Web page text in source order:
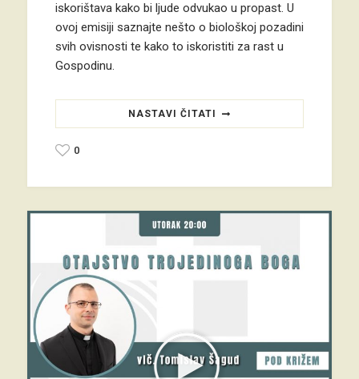
iskorištava kako bi ljude odvukao u propast. U
ovoj emisiji saznajte nešto o biološkoj pozadini
svih ovisnosti te kako to iskoristiti za rast u
Gospodinu.
NASTAVI ČITATI
0